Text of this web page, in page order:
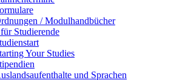
/ Modulhandbücher
Studierende
Your Studies
und Sprachen